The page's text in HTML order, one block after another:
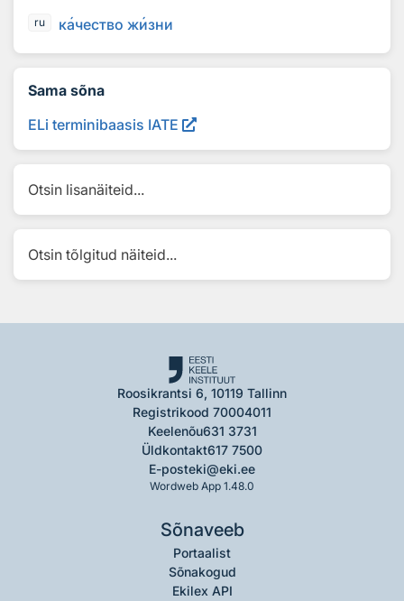
ru качество жизни
Sama sõna
ELi terminibaasis IATE
Otsin lisanäiteid...
Otsin tõlgitud näiteid...
Roosikrantsi 6, 10119 Tallinn
Registrikood 70004011
Keelenõu631 3731
Üldkontakt617 7500
E-posteki@eki.ee
Wordweb App 1.48.0
Sõnaveeb
Portaalist
Sõnakogud
Ekilex API